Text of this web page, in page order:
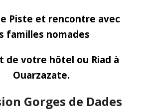
Piste et rencontre avec
familles nomades
de votre hôtel ou Riad à
Ouarzazate.
Gorges de Dades